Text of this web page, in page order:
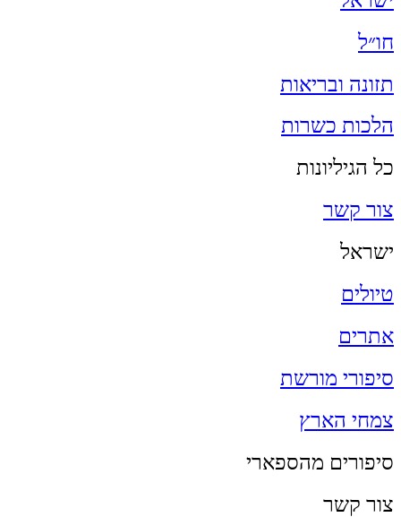
חו״ל
תזונה ובריאות
הלכות כשרות
כל הגיליונות
צור קשר
ישראל
טיולים
אתרים
סיפורי מורשת
צמחי הארץ
סיפורים מהספארי
צור קשר